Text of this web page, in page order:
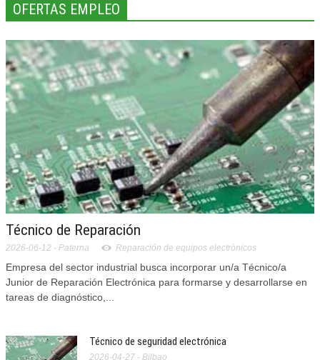
OFERTAS EMPLEO
Técnico de Reparación
2026-06-12 - Paterna Reparación de equipos electrónicos
Empresa del sector industrial busca incorporar un/a Técnico/a
Junior de Reparación Electrónica para formarse y desarrollarse en
tareas de diagnóstico,...
Técnico de seguridad electrónica
2026-04-27 - Bilbao